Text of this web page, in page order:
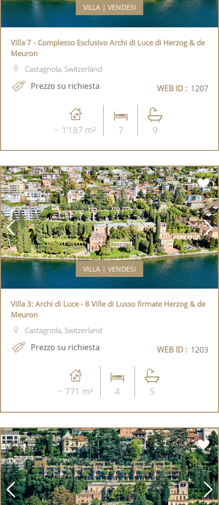
VILLA | VENDESI
Villa 7 - Complesso Esclusivo Archi di Luce di Herzog & de
Meuron
Castagnola, Switzerland
Prezzo su richiesta WEB ID : 1207
~ 1'187 m² 7 9
VILLA | VENDESI
Villa 3: Archi di Luce - 8 Ville di Lusso firmate Herzog & de
Meuron
Castagnola, Switzerland
Prezzo su richiesta WEB ID : 1203
~ 771 m² 4 5